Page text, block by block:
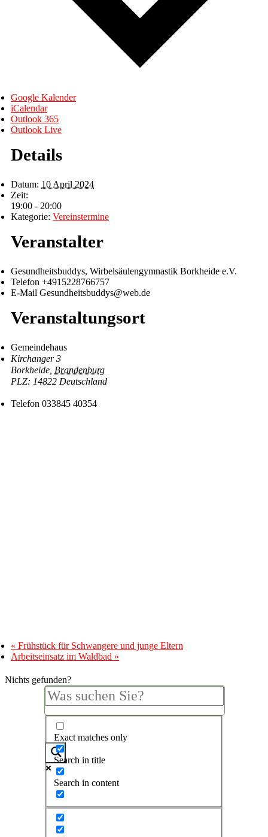
Google Kalender
iCalendar
Outlook 365
Outlook Live
Details
Datum: 10 April 2024
Zeit:
19:00 - 20:00
Kategorie: Vereinstermine
Veranstalter
Gesundheitsbuddys, Wirbelsäulengymnastik Borkheide e.V.
Telefon +4915228766757
E-Mail Gesundheitsbuddys@web.de
Veranstaltungsort
Gemeindehaus
Kirchanger 3
Borkheide Brandenburg
14822 Deutschland
Telefon 033845 40354
« Frühstück für Schwangere und junge Eltern
Arbeitseinsatz im Waldbad »
Nichts gefunden?
Exact matches only
Search in title
Search in content